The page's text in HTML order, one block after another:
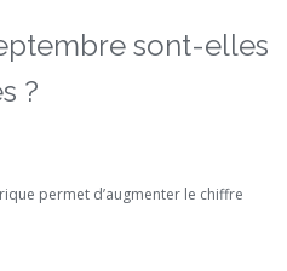
sont-elles
?
permet d’augmenter le chiffre